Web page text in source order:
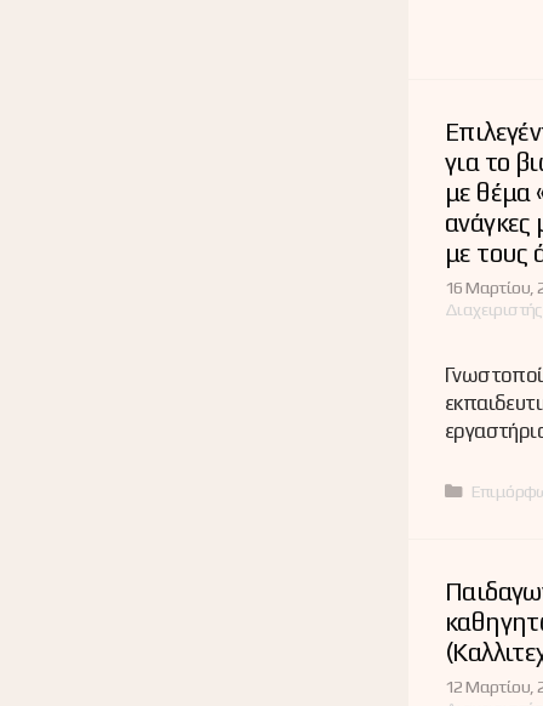
για το
με θέμα
ανάγκες
με τους
16 Μαρτίου,
12 Μαρτίου,